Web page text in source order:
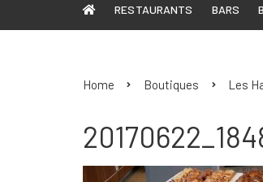
RESTAURANTS BARS
Home Boutiques Les